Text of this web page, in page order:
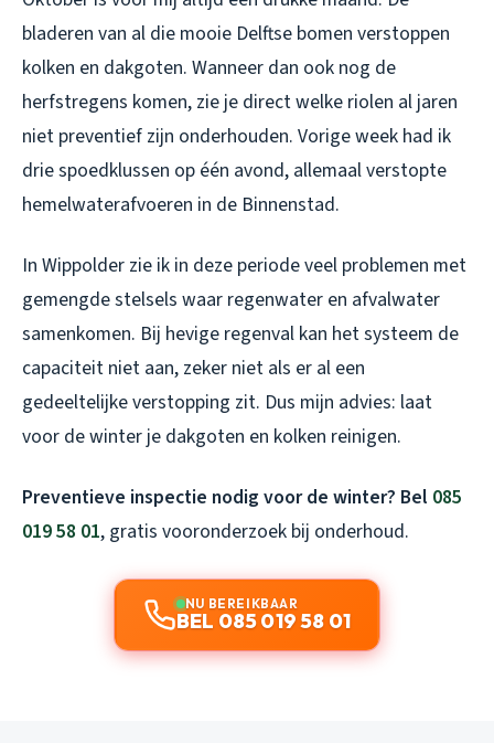
bladeren van al die mooie Delftse bomen verstoppen
kolken en dakgoten. Wanneer dan ook nog de
herfstregens komen, zie je direct welke riolen al jaren
niet preventief zijn onderhouden. Vorige week had ik
drie spoedklussen op één avond, allemaal verstopte
hemelwaterafvoeren in de Binnenstad.
In Wippolder zie ik in deze periode veel problemen met
gemengde stelsels waar regenwater en afvalwater
samenkomen. Bij hevige regenval kan het systeem de
capaciteit niet aan, zeker niet als er al een
gedeeltelijke verstopping zit. Dus mijn advies: laat
voor de winter je dakgoten en kolken reinigen.
Preventieve inspectie nodig voor de winter? Bel 085
019 58 01, gratis vooronderzoek bij onderhoud.
NU BEREIKBAAR
BEL 085 019 58 01